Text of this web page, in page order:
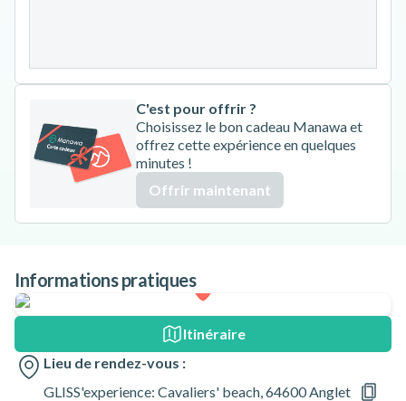
C'est pour offrir ?
Choisissez le bon cadeau Manawa et
offrez cette expérience en quelques
minutes !
Offrir maintenant
Informations pratiques
Itinéraire
Lieu de rendez-vous :
GLISS'experience: Cavaliers' beach, 64600 Anglet